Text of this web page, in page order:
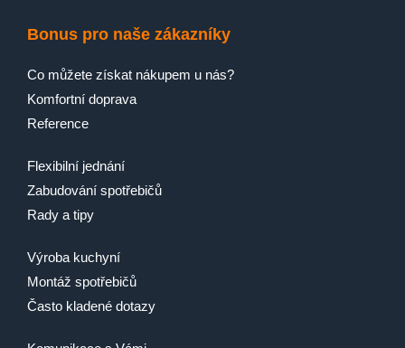
Bonus pro naše zákazníky
Co můžete získat nákupem u nás?
Komfortní doprava
Reference
Flexibilní jednání
Zabudování spotřebičů
Rady a tipy
Výroba kuchyní
Montáž spotřebičů
Často kladené dotazy